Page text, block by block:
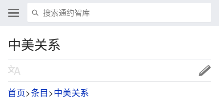
中美关系
首页>条目>中美关系